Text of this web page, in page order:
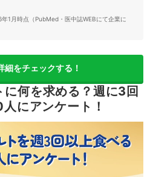
年1月時点（PubMed・医中誌WEBにて企業に
細をチェックする！
何を求める？週に3回
にアンケート！